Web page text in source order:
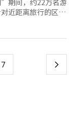
面停滞，导致加利
人员、小型外包制
方商业承受的经济
这一巨头的营业利
深重的不确定性之
MAX、777等核
音不得不进行约
同时，
点。该指数在前
涨幅。 在
元，而外资和机构
Rainbow
）、三千堂
空以及Aero K等
川至天津、仁川至
线上，各家航司展
不足而受到限制的
比之下，受电诈等
期间，约22万名游
近距离旅行的区域
则有10.8万人，合
29.9%，整体增长
国142万人）创历
班和客轮票价优
增加和机票价格的
7 下